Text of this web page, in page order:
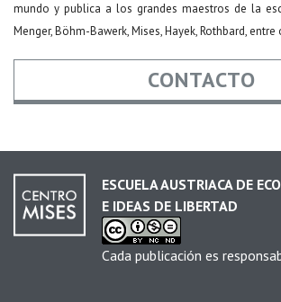
mundo y publica a los grandes maestros de la
Menger, Böhm-Bawerk, Mises, Hayek, Rothbard, entre
CONTACTO
Email *
ESCUELA AUSTRIACA DE
E IDEAS DE LIBERTAD
Cada publicación es